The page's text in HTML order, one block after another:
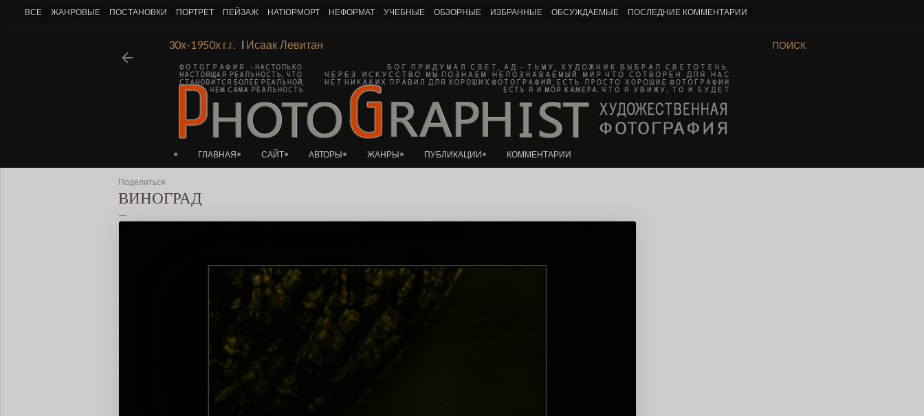
К основному контенту
ПОИСК
Академии Художеств 1930х-1950х г.г. ΙИсаак Левитан
ГЛАВНАЯ САЙТ АВТОРЫ ЖАНРЫ ПУБЛИКАЦИИ КОММЕНТАРИИ
Поделиться
ВИНОГРАД
ВСЕ ЖАНРОВЫЕ ПОСТАНОВКИ ПОРТРЕТ ПЕЙЗАЖ НАТЮРМОРТ НЕФОРМАТ УЧЕБНЫЕ ОБЗОРНЫЕ ИЗБРАННЫЕ ОБСУЖДАЕМЫЕ ПОСЛЕДНИЕ КОММЕНТАРИИ